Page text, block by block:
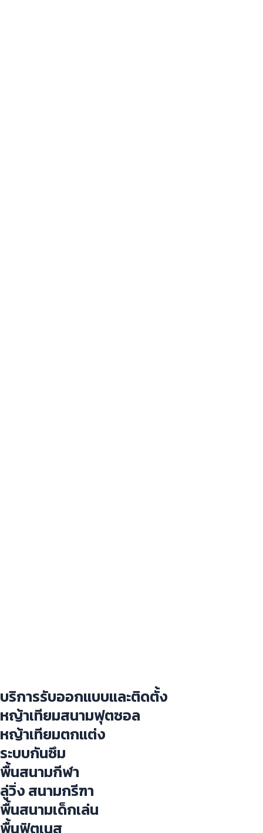
บริการรับออกแบบและติดตั้ง
หญ้าเทียมสนามฟุตซอล
หญ้าเทียมตกแต่ง
ระบบกันซึม
พื้นสนามกีฬา
ลู่วิ่ง สนามกรีฑา
พื้นสนามเด็กเล่น
พื้นฟิตเนส